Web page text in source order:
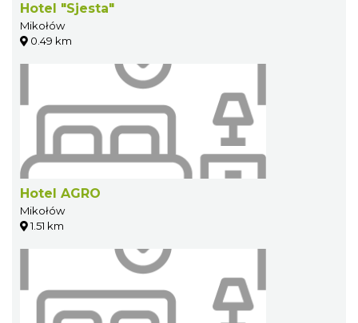
Hotel "Sjesta"
Mikołów
0.49 km
Hotel AGRO
Mikołów
1.51 km